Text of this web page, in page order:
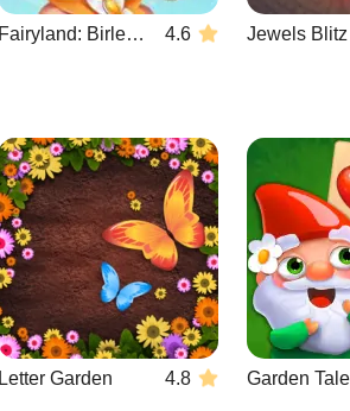
Fairyland: Birleştirme ve Büyü 4.6
Letter Garden 4.8